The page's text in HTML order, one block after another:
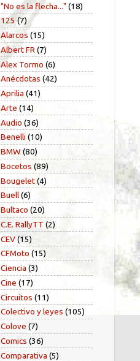
"No es la flecha..." (18)
125 (7)
Alarcos (15)
Albert FR (7)
Alex Tormo (6)
Anécdotas (42)
Aprilia (41)
Arte (14)
Audio (36)
Benelli (10)
BMW (80)
Bocetos (89)
Bougelet(4)
Buell(6)
Bultaco (20)
C.E. RallyTT (2)
CEV(15)
CFMoto (15)
Ciencia (3)
Cine (17)
Circuitos (11)
Colectivo y leyes (105)
Colove (7)
Comics (36)
Comparativa (5)